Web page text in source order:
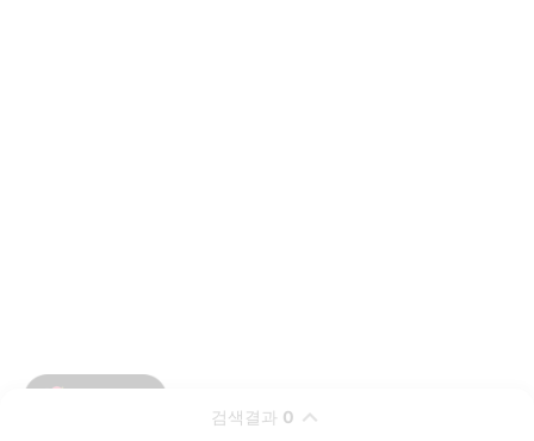
검색결과 0